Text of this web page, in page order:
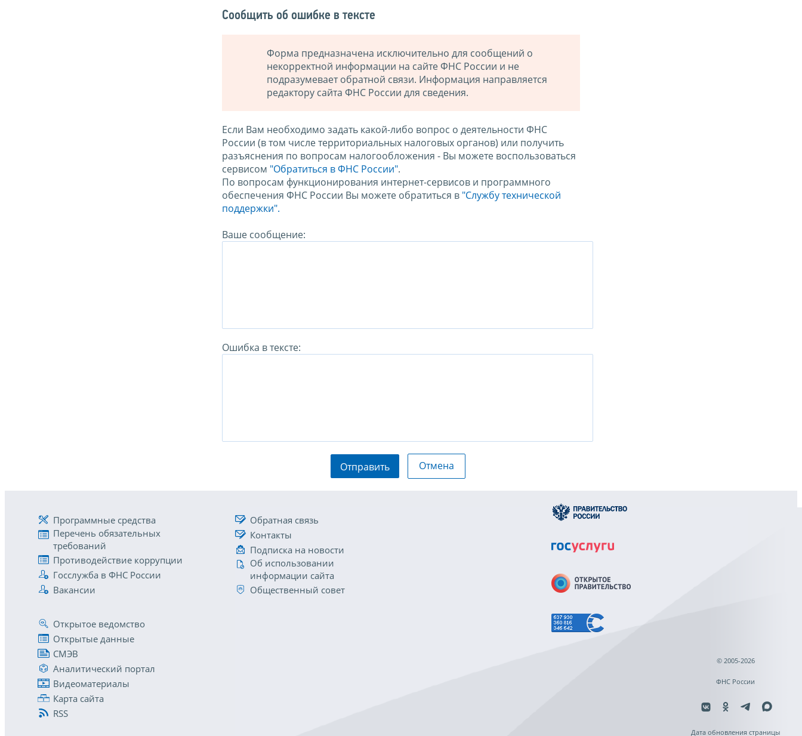
Сообщить об ошибке в тексте
Форма предназначена исключительно для сообщений о
некорректной информации на сайте ФНС России и не
подразумевает обратной связи. Информация направляется
редактору сайта ФНС России для сведения.
Если Вам необходимо задать какой-либо вопрос о деятельности ФНС
России (в том числе территориальных налоговых органов) или получить
разъяснения по вопросам налогообложения - Вы можете воспользоваться
сервисом "Обратиться в ФНС России".
По вопросам функционирования интернет-сервисов и программного
обеспечения ФНС России Вы можете обратиться в "Службу технической
поддержки".
Ваше сообщение:
Ошибка в тексте:
Отправить Отмена
Программные средства
Перечень обязательных
требований
Противодействие коррупции
Госслужба в ФНС России
Вакансии
Обратная связь
Контакты
Подписка на новости
Об использовании
информации сайта
Общественный совет
Открытое ведомство
Открытые данные
СМЭВ
Аналитический портал
Видеоматериалы
Карта сайта
RSS
© 2005-2026
ФНС России
Дата обновления страницы